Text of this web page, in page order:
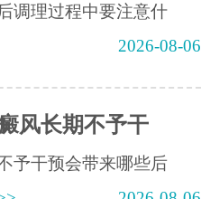
调理过程中要注意什
2026-08-06
风长期不予干
予干预会带来哪些后